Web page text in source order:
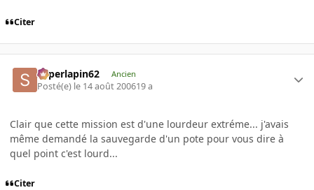
Citer
superlapin62 Ancien
Posté(e) le 14 août 200619 a
Clair que cette mission est d'une lourdeur extréme... j'avais
même demandé la sauvegarde d'un pote pour vous dire à
quel point c'est lourd...
Citer